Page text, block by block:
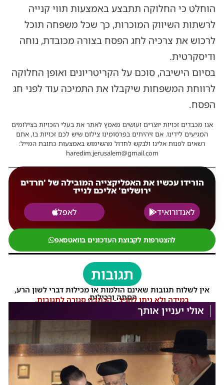
הוחלט כי החלוקה תתבצע באמצעות תווי קנייה
לרשתות השיווק המוכרות, כך שכל משפחה תוכל
לרכוש את צרכיה לחג הפסח בצורה מכובדת, נוחה
ודיסקרטית.
בסיום הישיבה, סוכם על הקריטריונים ואופן החלוקה
לרווחת המשפחות שיקבלו את התמיכה עוד לפני חג
הפסח.
אנו מכבדים זכויות יוצרים ועושים מאמץ לאתר את בעלי הזכויות בצילומים
המגיעים לידינו. אם זיהיתים בפרסומינו צילום שיש לכם זכויות בו, אתם
רשאים לפנות אלינו ולבקש לחדול מהשימוש באמצעות כתובת המייל:
haredim.jerusalem@gmail.com
הורידו עכשיו את האפליקצייה המובילה של 'חרדים
ירושלים' אליכם לנייד
לאנדורואיד
לאפל
להצטרפות לקבוצת העדכונים בוואטסאפ
תגובות
אין לשלוח תגובות שאינם הולמות או מכילות דברי לשון הרע,
הסתה ורכילות.
במידה ולא ניתן להגיב - הכתבה סגורה לתגובות.
אולי יעניין אותך